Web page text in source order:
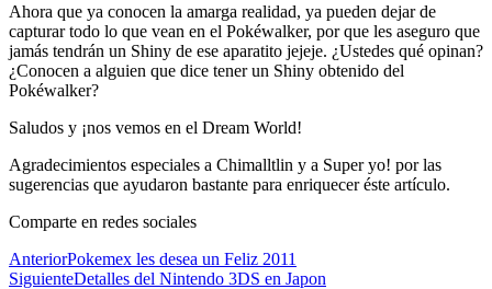
Ahora que ya conocen la amarga realidad, ya pueden dejar de
capturar todo lo que vean en el Pokéwalker, por que les aseguro que
jamás tendrán un Shiny de ese aparatito jejeje. ¿Ustedes qué opinan?
¿Conocen a alguien que dice tener un Shiny obtenido del
Pokéwalker?
Saludos y ¡nos vemos en el Dream World!
Agradecimientos especiales a Chimalltlin y a Super yo! por las
sugerencias que ayudaron bastante para enriquecer éste artículo.
Comparte en redes sociales
AnteriorPokemex les desea un Feliz 2011
SiguienteDetalles del Nintendo 3DS en Japon